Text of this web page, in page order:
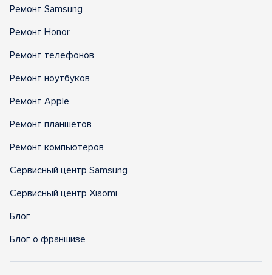
Ремонт Samsung
Ремонт Honor
Ремонт телефонов
Ремонт ноутбуков
Ремонт Apple
Ремонт планшетов
Ремонт компьютеров
Сервисный центр Samsung
Сервисный центр Xiaomi
Блог
Блог о франшизе